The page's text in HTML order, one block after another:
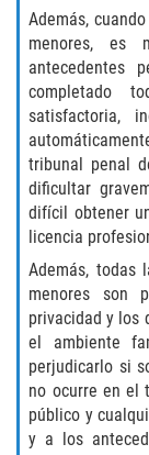
Además,
menores, es
antecedentes
completado
satisfactoria,
tribunal penal
dificultar
difícil obtener
licencia
Además, todas
menores son
privacidad y los
el ambiente
perjudicarlo si
no ocurre en el
público y
y a los